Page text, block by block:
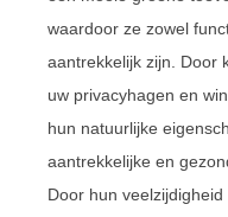
waardoor ze zowel
aantrekkelijk zijn. Door
uw privacyhagen en
hun natuurlijke
aantrekkelijke en
Door hun